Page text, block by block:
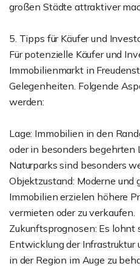
großen Städte attraktiver
5. Tipps für Käufer und
Für potenzielle Käufer und
Immobilienmarkt in
Gelegenheiten. Folgende
werden:
Lage: Immobilien in den
oder in besonders begehrten
Naturparks sind besonders
Objektzustand: Moderne und
Immobilien erzielen höhere
vermieten oder zu verkaufen.
Zukunftsprognosen: Es lohnt
Entwicklung der
in der Region im Auge zu